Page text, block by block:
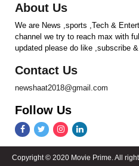
About Us
We are News ,sports ,Tech &
channel we try to reach max with
updated please do like ,subscribe
Contact Us
newshaat2018@gmail.com
Follow Us
Copyright © 2020 Movie Prime. All